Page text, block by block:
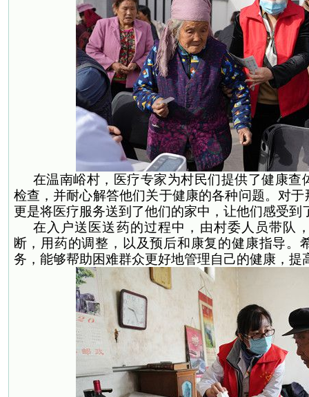
在温南峪村，医疗专家为村民们提供了健康查
检查，并耐心解答他们关于健康的各种问题。对
更是将医疗服务送到了他们的家中，让他们感受到
在入户送医送药的过程中，由村委人员带队
断，用药的调整，以及预后和康复的健康指导。
务，能够帮助困难群众更好地管理自己的健康，提